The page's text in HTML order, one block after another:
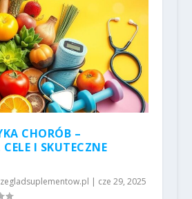
CHORÓB –
I SKUTECZNE
| cze 29, 2025